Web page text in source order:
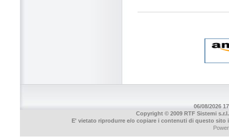
06/08/2026
Copyright © 2009 RTF Sistemi
E' vietato riprodurre e/o copiare i contenuti di questo